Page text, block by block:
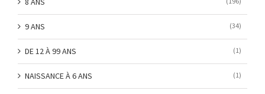
9 ANS (34)
DE 12 À 99 ANS (1)
NAISSANCE À 6 ANS (1)